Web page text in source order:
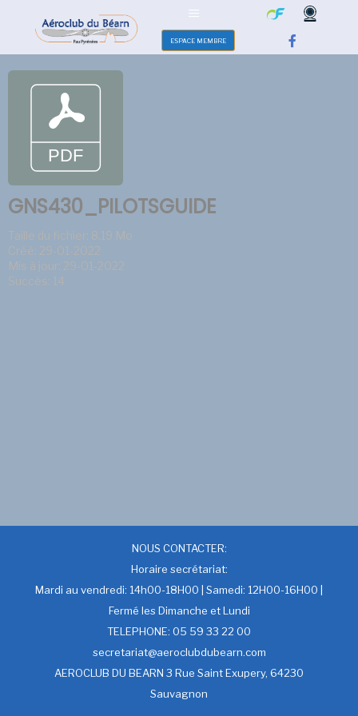
ESPACE MEMBRE
GNS430_PILOTSGUIDE
Taille du fichier: 8.19 Mo
Créé: 29-01-2022
Mis à jour: 29-01-2022
Succès: 14
NOUS CONTACTER:
Horaire secrétariat:
Mardi au vendredi: 14h00-18H00 | Samedi: 12H00-16H00 |
Fermé les Dimanche et Lundi
TELEPHONE: 05 59 33 22 00
secretariat@aeroclubdubearn.com
AEROCLUB DU BEARN 3 Rue Saint Exupery, 64230
Sauvagnon